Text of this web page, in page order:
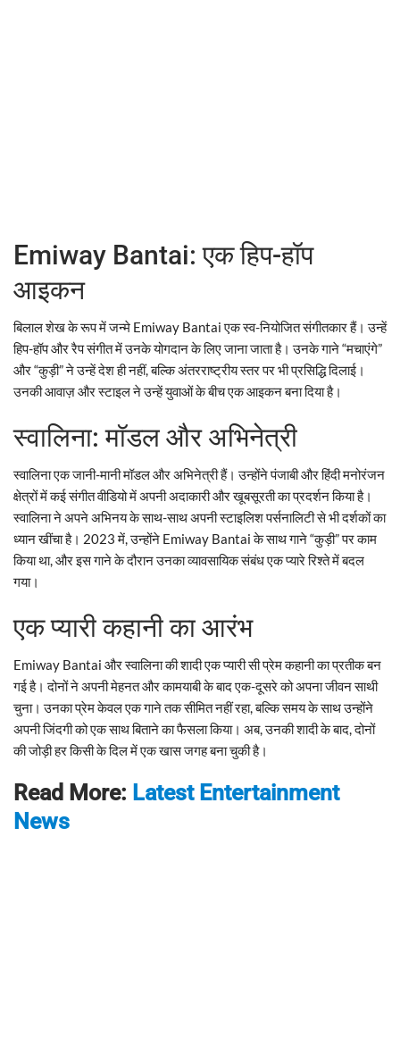
Emiway Bantai: एक हिप-हॉप
आइकन
बिलाल शेख के रूप में जन्मे Emiway Bantai एक स्व-नियोजित संगीतकार हैं। उन्हें
हिप-हॉप और रैप संगीत में उनके योगदान के लिए जाना जाता है। उनके गाने “मचाएंगे”
और “कुड़ी” ने उन्हें देश ही नहीं, बल्कि अंतरराष्ट्रीय स्तर पर भी प्रसिद्धि दिलाई।
उनकी आवाज़ और स्टाइल ने उन्हें युवाओं के बीच एक आइकन बना दिया है।
स्वालिना: मॉडल और अभिनेत्री
स्वालिना एक जानी-मानी मॉडल और अभिनेत्री हैं। उन्होंने पंजाबी और हिंदी मनोरंजन
क्षेत्रों में कई संगीत वीडियो में अपनी अदाकारी और खूबसूरती का प्रदर्शन किया है।
स्वालिना ने अपने अभिनय के साथ-साथ अपनी स्टाइलिश पर्सनालिटी से भी दर्शकों का
ध्यान खींचा है। 2023 में, उन्होंने Emiway Bantai के साथ गाने “कुड़ी” पर काम
किया था, और इस गाने के दौरान उनका व्यावसायिक संबंध एक प्यारे रिश्ते में बदल
गया।
एक प्यारी कहानी का आरंभ
Emiway Bantai और स्वालिना की शादी एक प्यारी सी प्रेम कहानी का प्रतीक बन
गई है। दोनों ने अपनी मेहनत और कामयाबी के बाद एक-दूसरे को अपना जीवन साथी
चुना। उनका प्रेम केवल एक गाने तक सीमित नहीं रहा, बल्कि समय के साथ उन्होंने
अपनी जिंदगी को एक साथ बिताने का फैसला किया। अब, उनकी शादी के बाद, दोनों
की जोड़ी हर किसी के दिल में एक खास जगह बना चुकी है।
Read More: Latest Entertainment
News